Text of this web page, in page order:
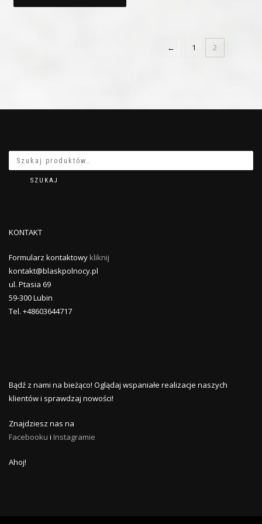
1 400,00 zł.
599,00 zł.
← 1 2
SZUKAJ
KONTAKT
Formularz kontaktowy kliknij
kontakt@blaskpolnocy.pl
ul. Ptasia 69
59-300 Lubin
Tel. +48603644717
Bądź z nami na bieżąco! Oglądaj wspaniałe realizacje naszych
klientów i sprawdzaj nowości!
Znajdziesz nas na
Facebooku i Instagramie
Ahoj!